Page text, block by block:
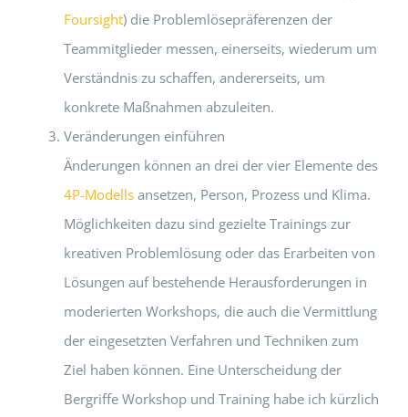
Foursight) die Problemlösepräferenzen der
Teammitglieder messen, einerseits, wiederum um
Verständnis zu schaffen, andererseits, um
konkrete Maßnahmen abzuleiten.
Veränderungen einführen
Änderungen können an drei der vier Elemente des
4P-Modellsansetzen, Person, Prozess und Klima.
Möglichkeiten dazu sind gezielte Trainings zur
kreativen Problemlösung oder das Erarbeiten von
Lösungen auf bestehende Herausforderungen in
moderierten Workshops, die auch die Vermittlung
der eingesetzten Verfahren und Techniken zum
Ziel haben können. Eine Unterscheidung der
Bergriffe Workshop und Training habe ich kürzlich